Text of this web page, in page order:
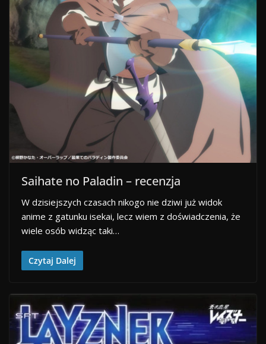
Saihate no Paladin – recenzja
W dzisiejszych czasach nikogo nie dziwi już widok
anime z gatunku isekai, lecz wiem z doświadczenia, że
wiele osób widząc taki…
Czytaj Dalej